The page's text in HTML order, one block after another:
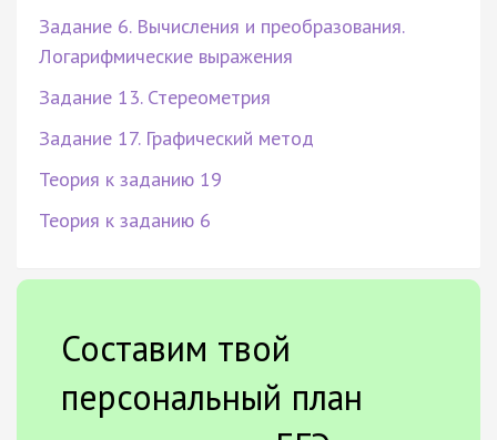
Задание 6. Вычисления и преобразования.
Логарифмические выражения
Задание 13. Стереометрия
Задание 17. Графический метод
Теория к заданию 19
Теория к заданию 6
Составим твой
персональный план